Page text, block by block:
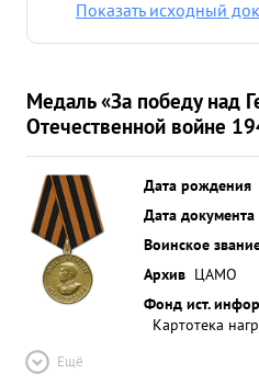
войск армии, части армии
эшелонированную
развивая в последующие
Шпрее, которую с малыми
на широком фронте,
развитие успеха
проведении
МАЛАНДИН четко
умело организовав
соединениями армии
Показать исходный
Медаль «За победу над
Отечественной войне
Дата рождения
Дата документа
Воинское
Архив ЦАМО
Фонд ист.
Картотека
Ещё